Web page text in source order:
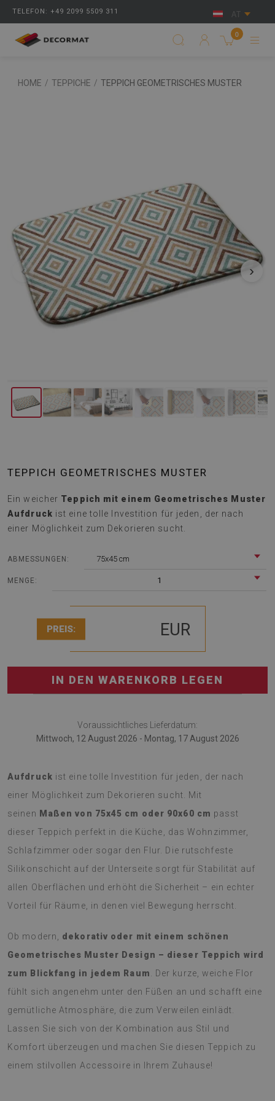
TELEFON: +49 2099 5509 311 AT
0
HOME / TEPPICHE / TEPPICH GEOMETRISCHES MUSTER
‹ ›
TEPPICH GEOMETRISCHES MUSTER
Ein weicher Teppich mit einem Geometrisches Muster
Aufdruck ist eine tolle Investition für jeden, der nach
einer Möglichkeit zum Dekorieren sucht.
ABMESSUNGEN: 75x45 cm
MENGE: 1
PREIS: EUR
IN DEN WARENKORB LEGEN
Voraussichtliches Lieferdatum:
Mittwoch, 12 August 2026 - Montag, 17 August 2026
Aufdruck ist eine tolle Investition für jeden, der nach
einer Möglichkeit zum Dekorieren sucht. Mit
seinen Maßen von 75x45 cm oder 90x60 cm passt
dieser Teppich perfekt in die Küche, das Wohnzimmer,
Schlafzimmer oder sogar den Flur. Die rutschfeste
Silikonschicht auf der Unterseite sorgt für Stabilität auf
allen Oberflächen und erhöht die Sicherheit – ein echter
Vorteil für Räume, in denen viel Bewegung herrscht.
Ob modern, dekorativ oder mit einem schönen
Geometrisches Muster Design – dieser Teppich wird
zum Blickfang in jedem Raum
. Der kurze, weiche Flor
fühlt sich angenehm unter den Füßen an und schafft eine
gemütliche Atmosphäre, die zum Verweilen einlädt.
Lassen Sie sich von der Kombination aus Stil und
Komfort überzeugen und machen Sie diesen Teppich zu
einem stilvollen Accessoire in Ihrem Zuhause!